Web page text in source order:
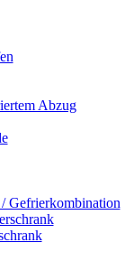
Abzug
Gefrierkombination